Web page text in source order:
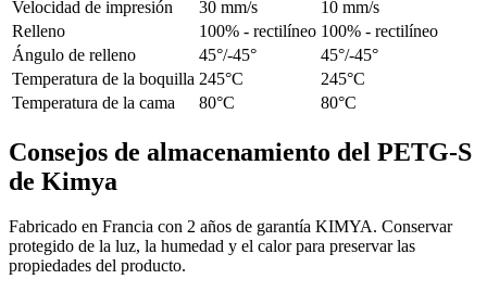
Velocidad de impresión
30 mm/s
10 mm/s
Relleno
100% - rectilíneo 100% - rectilíneo
Ángulo de relleno
45°/-45°
45°/-45°
Temperatura de la boquilla 245°C
245°C
Temperatura de la cama
80°C 80°C
Consejos de almacenamiento del PETG-S
de Kimya
Fabricado en Francia con 2 años de garantía KIMYA. Conservar
protegido de la luz, la humedad y el calor para preservar las
propiedades del producto.